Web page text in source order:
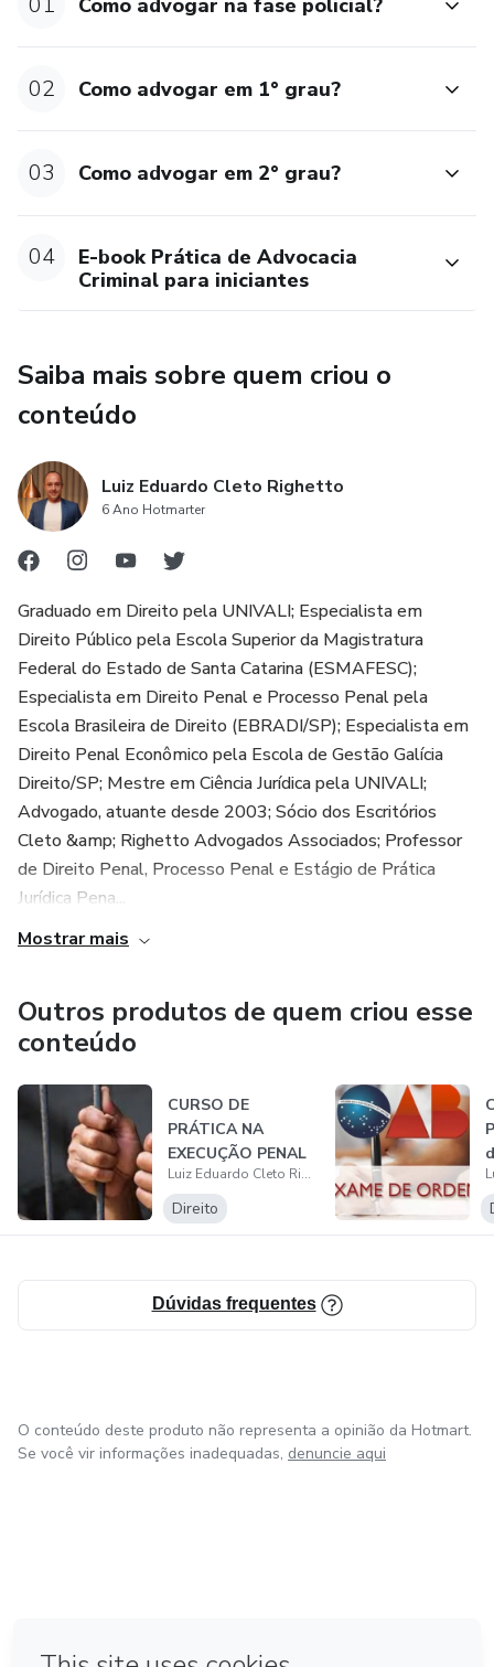
02 Como advogar em 1° grau?
03 Como advogar em 2° grau?
04
E-book Prática de Advocacia
Criminal para iniciantes
Saiba mais sobre quem criou o
conteúdo
Luiz Eduardo Cleto Righetto
6 Ano Hotmarter
Graduado em Direito pela UNIVALI; Especialista em
Direito Público pela Escola Superior da Magistratura
Federal do Estado de Santa Catarina (ESMAFESC);
Especialista em Direito Penal e Processo Penal pela
Escola Brasileira de Direito (EBRADI/SP); Especialista em
Direito Penal Econômico pela Escola de Gestão Galícia
Direito/SP; Mestre em Ciência Jurídica pela UNIVALI;
Advogado, atuante desde 2003; Sócio dos Escritórios
Cleto &amp; Righetto Advogados Associados; Professor
de Direito Penal, Processo Penal e Estágio de Prática
Jurídica Pena...
Mostrar mais
Outros produtos de quem criou esse
conteúdo
CURSO DE
PRÁTICA NA
EXECUÇÃO PENAL
Luiz Eduardo Cleto Righetto
Direito
Dúvidas frequentes
O conteúdo deste produto não representa a opinião da Hotmart.
Se você vir informações inadequadas, denuncie aqui
em Bogotá